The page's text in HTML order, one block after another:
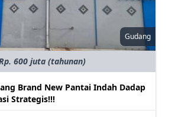
Gudang
600 juta (tahunan)
Brand New Pantai Indah Dadap
Strategis!!!